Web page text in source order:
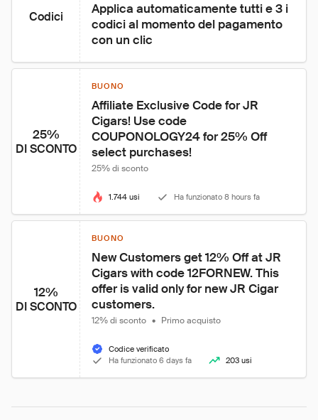
Codici
Applica automaticamente tutti e 3 i
codici al momento del pagamento
con un clic
25%
DI SCONTO
BUONO
Affiliate Exclusive Code for JR
Cigars! Use code
COUPONOLOGY24 for 25% Off
select purchases!
25% di sconto
1.744 usi Ha funzionato 8 hours fa
12%
DI SCONTO
BUONO
New Customers get 12% Off at JR
Cigars with code 12FORNEW. This
offer is valid only for new JR Cigar
customers.
12% di sconto • Primo acquisto
Codice verificato
Ha funzionato 6 days fa
203 usi